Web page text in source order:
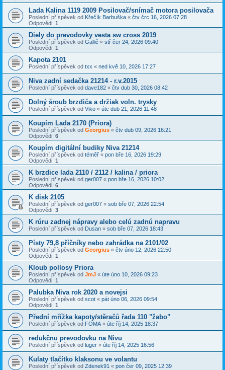
Lada Kalina 1119 2009 Posilovač/snímač motora posilovača
Poslední příspěvek od Křečík Barbuška « čtv črc 16, 2026 07:28
Odpovědi: 1
Diely do prevodovky vesta sw cross 2019
Poslední příspěvek od Gallič « stř čer 24, 2026 09:40
Odpovědi: 1
Kapota 2101
Poslední příspěvek od txx « ned kvě 10, 2026 17:27
Niva zadní sedačka 21214 - r.v.2015
Poslední příspěvek od dave182 « čtv dub 30, 2026 08:42
Dolný šroub brzdiča a držiak voln. trysky
Poslední příspěvek od Viko « úte dub 21, 2026 11:48
Koupím Lada 2170 (Priora)
Poslední příspěvek od Georgius « čtv dub 09, 2026 16:21
Odpovědi: 6
Koupím digitální budiky Niva 21214
Poslední příspěvek od téměř « pon bře 16, 2026 19:29
Odpovědi: 1
K brzdice lada 2110 / 2112 / kalina / priora
Poslední příspěvek od ger007 « pon bře 16, 2026 10:02
Odpovědi: 6
K disk 2105
Poslední příspěvek od ger007 « sob bře 07, 2026 22:54
Odpovědi: 3
K rúru zadnej nápravy alebo celú zadnú napravu
Poslední příspěvek od Dusan « sob bře 07, 2026 18:43
Písty 79,8 příčníky nebo zahrádka na 2101/02
Poslední příspěvek od Georgius « čtv úno 12, 2026 22:50
Odpovědi: 1
Kloub pollosy Priora
Poslední příspěvek od JmJ « úte úno 10, 2026 09:23
Odpovědi: 1
Palubka Niva rok 2020 a novejsi
Poslední příspěvek od scot « pát úno 06, 2026 09:54
Odpovědi: 1
Přední mřížka kapoty/stěračů řada 110 "žabo"
Poslední příspěvek od FOMA « úte říj 14, 2025 18:37
redukčnu prevodovku na Nivu
Poslední příspěvek od luger « úte říj 14, 2025 16:56
Kulaty tlačítko klaksonu ve volantu
Poslední příspěvek od Zdenek91 « pon čer 09, 2025 12:39